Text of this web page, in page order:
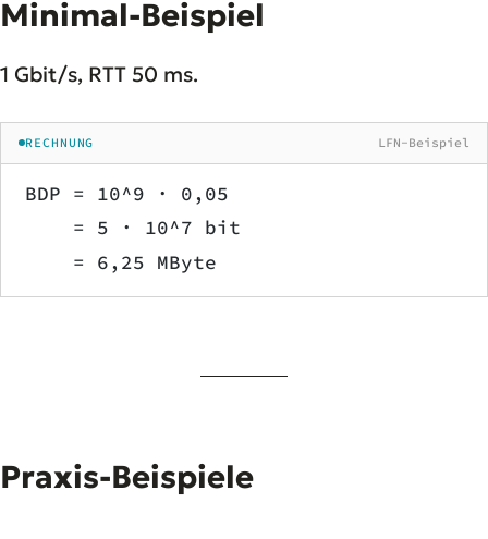
Minimal-Beispiel
1 Gbit/s, RTT 50 ms.
RECHNUNG LFN-Beispiel
BDP = 10^9 · 0,05
    = 5 · 10^7 bit
    = 6,25 MByte
Praxis-Beispiele